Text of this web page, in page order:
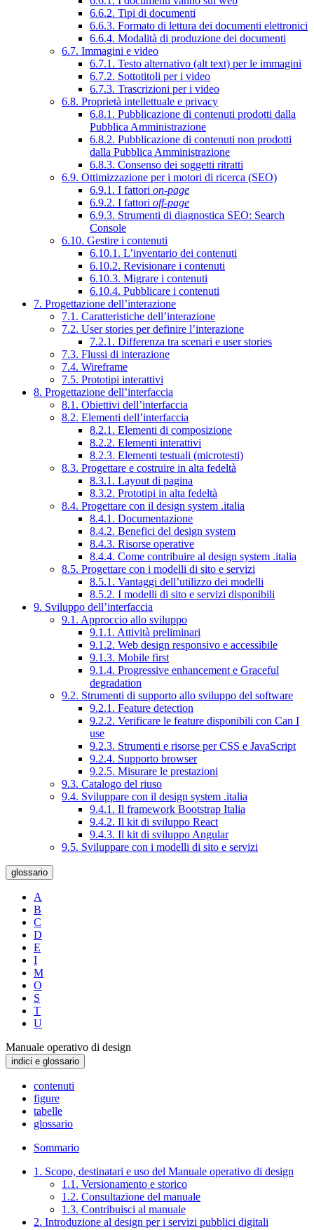
6.6.2. Tipi di documenti
6.6.3. Formato di lettura dei documenti elettronici
6.6.4. Modalità di produzione dei documenti
6.7. Immagini e video
6.7.1. Testo alternativo (alt text) per le immagini
6.7.2. Sottotitoli per i video
6.7.3. Trascrizioni per i video
6.8. Proprietà intellettuale e privacy
6.8.1. Pubblicazione di contenuti prodotti dalla
Pubblica Amministrazione
6.8.2. Pubblicazione di contenuti non prodotti
dalla Pubblica Amministrazione
6.8.3. Consenso dei soggetti ritratti
6.9. Ottimizzazione per i motori di ricerca (SEO)
6.9.1. I fattori on-page
6.9.2. I fattori off-page
6.9.3. Strumenti di diagnostica SEO: Search
Console
6.10. Gestire i contenuti
6.10.1. L’inventario dei contenuti
6.10.2. Revisionare i contenuti
6.10.3. Migrare i contenuti
6.10.4. Pubblicare i contenuti
7. Progettazione dell’interazione
7.1. Caratteristiche dell’interazione
7.2. User stories per definire l’interazione
7.2.1. Differenza tra scenari e user stories
7.3. Flussi di interazione
7.4. Wireframe
7.5. Prototipi interattivi
8. Progettazione dell’interfaccia
8.1. Obiettivi dell’interfaccia
8.2. Elementi dell’interfaccia
8.2.1. Elementi di composizione
8.2.2. Elementi interattivi
8.2.3. Elementi testuali (microtesti)
8.3. Progettare e costruire in alta fedeltà
8.3.1. Layout di pagina
8.3.2. Prototipi in alta fedeltà
8.4. Progettare con il design system .italia
8.4.1. Documentazione
8.4.2. Benefici del design system
8.4.3. Risorse operative
8.4.4. Come contribuire al design system .italia
8.5. Progettare con i modelli di sito e servizi
8.5.1. Vantaggi dell’utilizzo dei modelli
8.5.2. I modelli di sito e servizi disponibili
9. Sviluppo dell’interfaccia
9.1. Approccio allo sviluppo
9.1.1. Attività preliminari
9.1.2. Web design responsivo e accessibile
9.1.3. Mobile first
9.1.4. Progressive enhancement e Graceful
degradation
9.2. Strumenti di supporto allo sviluppo del software
9.2.1. Feature detection
9.2.2. Verificare le feature disponibili con Can I
use
9.2.3. Strumenti e risorse per CSS e JavaScript
9.2.4. Supporto browser
9.2.5. Misurare le prestazioni
9.3. Catalogo del riuso
9.4. Sviluppare con il design system .italia
9.4.1. Il framework Bootstrap Italia
9.4.2. Il kit di sviluppo React
9.4.3. Il kit di sviluppo Angular
9.5. Sviluppare con i modelli di sito e servizi
glossario
A
B
C
D
E
I
M
O
S
T
U
Manuale operativo di design
indici e glossario
contenuti
figure
tabelle
glossario
Sommario
1. Scopo, destinatari e uso del Manuale operativo di design
1.1. Versionamento e storico
1.2. Consultazione del manuale
1.3. Contribuisci al manuale
2. Introduzione al design per i servizi pubblici digitali